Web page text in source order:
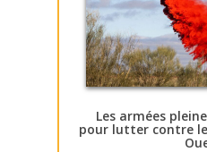
Les armées
pour lutter contre